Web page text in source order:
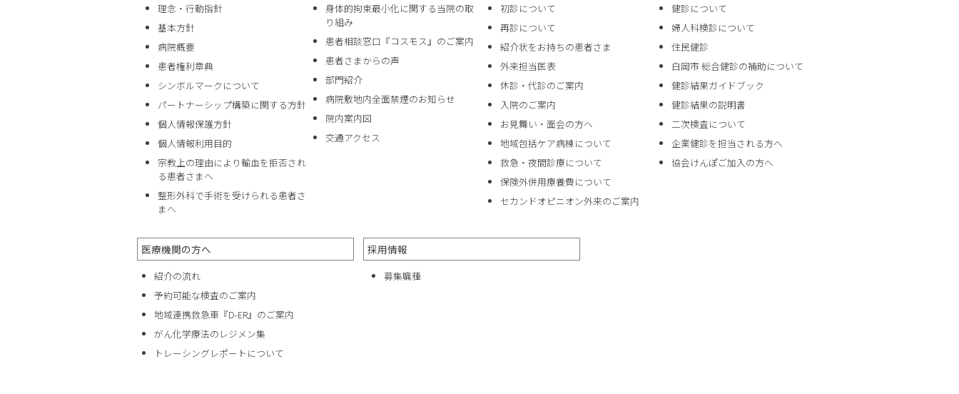
理念・行動指針
基本方針
病院概要
患者権利章典
シンボルマークについて
パートナーシップ構築に関する方針
個人情報保護方針
個人情報利用目的
宗教上の理由により輸血を拒否され
る患者さまへ
整形外科で手術を受けられる患者さ
まへ
身体的拘束最小化に関する当院の取
り組み
患者相談窓口『コスモス』のご案内
患者さまからの声
部門紹介
病院敷地内全面禁煙のお知らせ
院内案内図
交通アクセス
初診について
再診について
紹介状をお持ちの患者さま
外来担当医表
休診・代診のご案内
入院のご案内
お見舞い・面会の方へ
地域包括ケア病棟について
救急・夜間診療について
保険外併用療養費について
セカンドオピニオン外来のご案内
健診について
婦人科検診について
住民健診
白岡市 総合健診の補助について
健診結果ガイドブック
健診結果の説明書
二次検査について
企業健診を担当される方へ
協会けんぽご加入の方へ
医療機関の方へ
紹介の流れ
予約可能な検査のご案内
地域連携救急車『D-ER』のご案内
がん化学療法のレジメン集
トレーシングレポートについて
採用情報
募集職種